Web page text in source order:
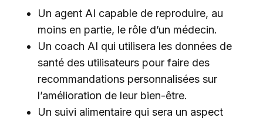
Un agent AI capable de reproduire, au
moins en partie, le rôle d’un médecin.
Un coach AI qui utilisera les données de
santé des utilisateurs pour faire des
recommandations personnalisées sur
l’amélioration de leur bien-être.
Un suivi alimentaire qui sera un aspect